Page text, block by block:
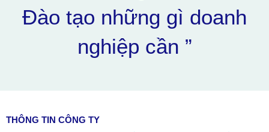
Đào tạo những gì doanh
nghiệp cần ”
THÔNG TIN CÔNG TY
HOÀN THÀNH
Đăng ký tư vấn trực tiếp 24/7: